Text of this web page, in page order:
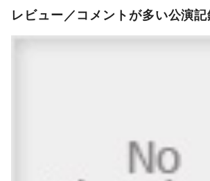
レビュー／コメントが多い公演